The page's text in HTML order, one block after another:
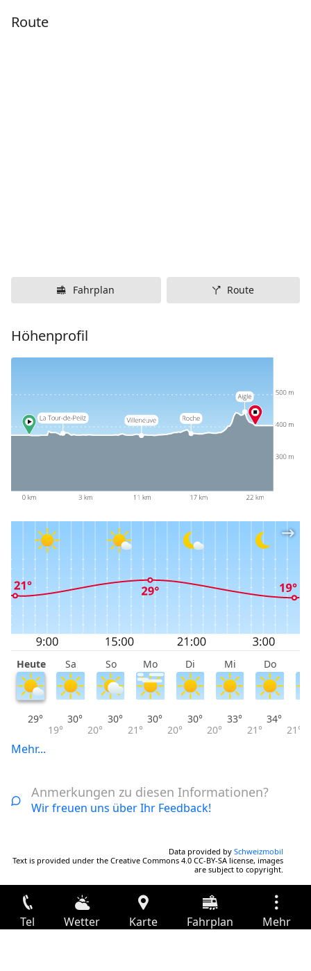
Route
Fahrplan Route
Höhenprofil
Heute Sa So Mo Di Mi Do
29°
19°
30°
20°
30°
21°
30°
20°
30°
20°
33°
21°
34°
21°
Mehr...
Anmerkungen zu diesen Informationen?
Wir freuen uns über Ihr Feedback!
Data provided by Schweizmobil
Text is provided under the Creative Commons 4.0 CC-BY-SA license, images
are subject to copyright.
Tel Wetter Karte Fahrplan Mehr